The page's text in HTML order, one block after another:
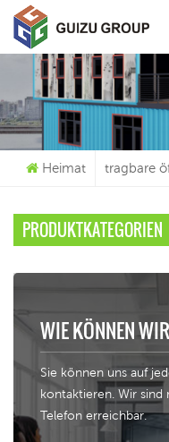
Heimat tragbare
PRODUKTKATEGORIEN
WIE KÖNNEN
Sie können uns auf
kontaktieren. Wir
Telefon erreichbar.